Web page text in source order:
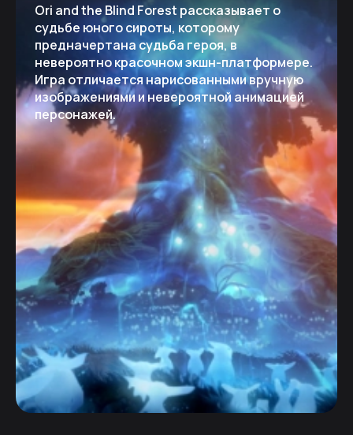
Ori and the Blind Forest рассказывает о
судьбе юного сироты, которому
предначертана судьба героя, в
невероятно красочном экшн-платформере.
Игра отличается нарисованными вручную
изображениями и невероятной анимацией
персонажей.